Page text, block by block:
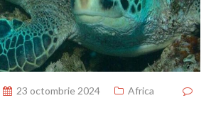
23 octombrie 2024
Africa